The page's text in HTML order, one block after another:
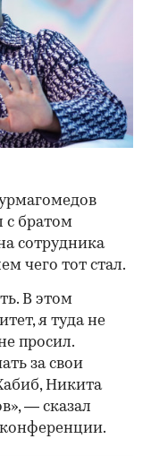
с братом
сотрудника
чего тот стал.
В этом
я туда не
просил.
за свои
Никита
— сказал